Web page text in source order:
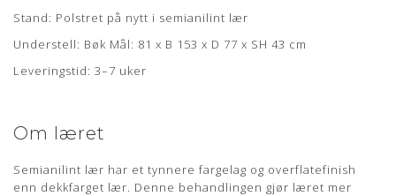
Stand: Polstret på nytt i semianilint lær
Understell: Bøk Mål: 81 x B 153 x D 77 x SH 43 cm
Leveringstid: 3–7 uker
Om læret
Semianilint lær har et tynnere fargelag og overflatefinish
enn dekkfarget lær. Denne behandlingen gjør læret mer